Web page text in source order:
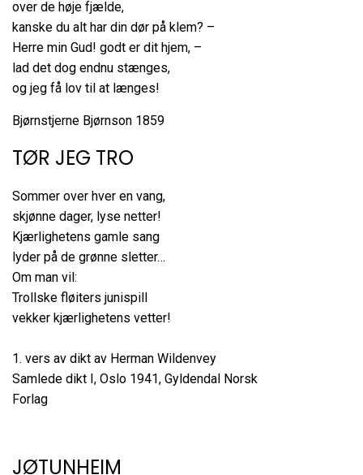
over de høje fjælde,
kanske du alt har din dør på klem? –
Herre min Gud! godt er dit hjem, –
lad det dog endnu stænges,
og jeg få lov til at længes!
Bjørnstjerne Bjørnson 1859
TØR JEG TRO
Sommer over hver en vang,
skjønne dager, lyse netter!
Kjærlighetens gamle sang
lyder på de grønne sletter…
Om man vil:
Trollske fløiters junispill
vekker kjærlighetens vetter!
1. vers av dikt av Herman Wildenvey
Samlede dikt I, Oslo 1941, Gyldendal Norsk
Forlag
JØTUNHEIM